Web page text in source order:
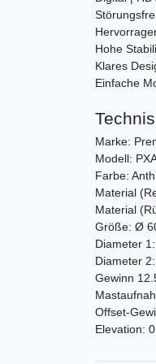
Hohe
Klares
Einfache
Marke:
Modell:
Farbe:
Material
Material
Größe: Ø
Diameter
Diameter
Gewinn
Offset-
Elevation: